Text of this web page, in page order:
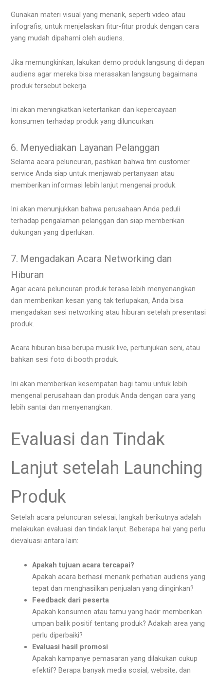
Gunakan materi visual yang menarik, seperti video atau
infografis, untuk menjelaskan fitur-fitur produk dengan cara
yang mudah dipahami oleh audiens.
Jika memungkinkan, lakukan demo produk langsung di depan
audiens agar mereka bisa merasakan langsung bagaimana
produk tersebut bekerja.
Ini akan meningkatkan ketertarikan dan kepercayaan
konsumen terhadap produk yang diluncurkan.
6. Menyediakan Layanan Pelanggan
Selama acara peluncuran, pastikan bahwa tim customer
service Anda siap untuk menjawab pertanyaan atau
memberikan informasi lebih lanjut mengenai produk.
Ini akan menunjukkan bahwa perusahaan Anda peduli
terhadap pengalaman pelanggan dan siap memberikan
dukungan yang diperlukan.
7. Mengadakan Acara Networking dan
Hiburan
Agar acara peluncuran produk terasa lebih menyenangkan
dan memberikan kesan yang tak terlupakan, Anda bisa
mengadakan sesi networking atau hiburan setelah presentasi
produk.
Acara hiburan bisa berupa musik live, pertunjukan seni, atau
bahkan sesi foto di booth produk.
Ini akan memberikan kesempatan bagi tamu untuk lebih
mengenal perusahaan dan produk Anda dengan cara yang
lebih santai dan menyenangkan.
Evaluasi dan Tindak
Lanjut setelah Launching
Produk
Setelah acara peluncuran selesai, langkah berikutnya adalah
melakukan evaluasi dan tindak lanjut. Beberapa hal yang perlu
dievaluasi antara lain:
Apakah tujuan acara tercapai?
Apakah acara berhasil menarik perhatian audiens yang
tepat dan menghasilkan penjualan yang diinginkan?
Feedback dari peserta
Apakah konsumen atau tamu yang hadir memberikan
umpan balik positif tentang produk? Adakah area yang
perlu diperbaiki?
Evaluasi hasil promosi
Apakah kampanye pemasaran yang dilakukan cukup
efektif? Berapa banyak media sosial, website, dan